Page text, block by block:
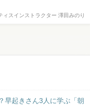
ィスインストラクター 澤田みのり
早起きさん3人に学ぶ「朝